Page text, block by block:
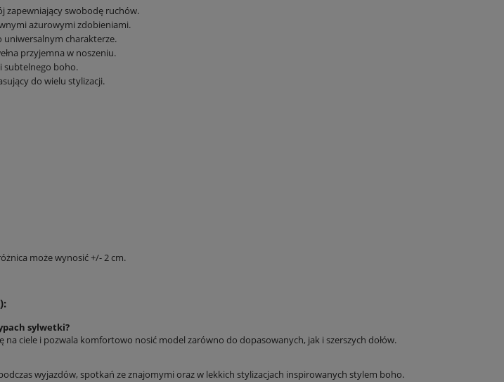
zapewniający swobodę ruchów.
ażurowymi zdobieniami.
uniwersalnym charakterze.
przyjemna w noszeniu.
subtelnego boho.
do wielu stylizacji.
może wynosić +/- 2 cm.
sylwetki?
na ciele i pozwala komfortowo nosić model zarówno do dopasowanych, jak i szerszych dołów.
wyjazdów, spotkań ze znajomymi oraz w lekkich stylizacjach inspirowanych stylem boho.